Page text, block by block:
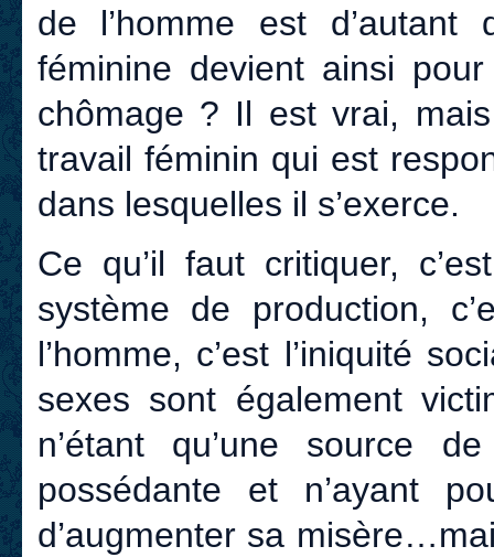
de l’homme est
féminine devient ainsi
chômage ? Il est vrai,
travail féminin qui est
dans lesquelles il s’exerce.
Ce qu’il faut critiquer,
système de production,
l’homme, c’est l’iniquité
sexes sont également
n’étant qu’une source
possédante et n’ayant
d’augmenter sa